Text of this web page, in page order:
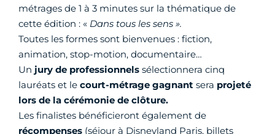
métrages de 1 à 3 minutes sur la thématique de
cette édition : « Dans tous les sens ».
Toutes les formes sont bienvenues : fiction,
animation, stop-motion, documentaire…
Un jury de professionnels sélectionnera cinq
lauréats et le court-métrage gagnant sera projeté
lors de la cérémonie de clôture.
Les finalistes bénéficieront également de
récompenses (séjour à Disneyland Paris, billets